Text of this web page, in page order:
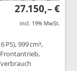
27.150,– €
incl. 19% MwSt.
PS), 999 cm³,